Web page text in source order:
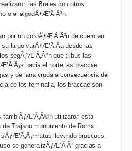
las Braies con otros
o el algodÃƒÆ’Ã‚Â³n.
por un cordÃƒÆ’Ã‚Â³n de cuero en
largo varÃƒÆ’Ã‚Â­a desde las
segÃƒÆ’Ã‚Âºn que tribus las
hacia el norte las braccae
y de lana cruda a consecuencia del
de los feminalia, los braccae son
tambiÃƒÆ’Ã‚Â©n utilizaron esta
de Trajano monumento de Roma
llevando braccaes.
se generalizÃƒÆ’Ã‚Â³ gracias a